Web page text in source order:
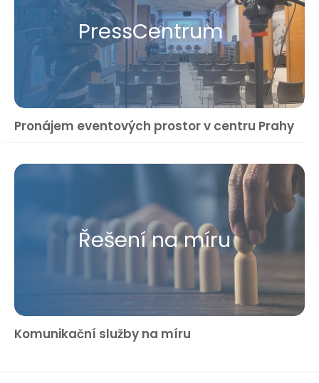
Press​Centrum
Pronájem eventových prostor v centru Prahy
Řešení na míru
Komunikační služby na míru